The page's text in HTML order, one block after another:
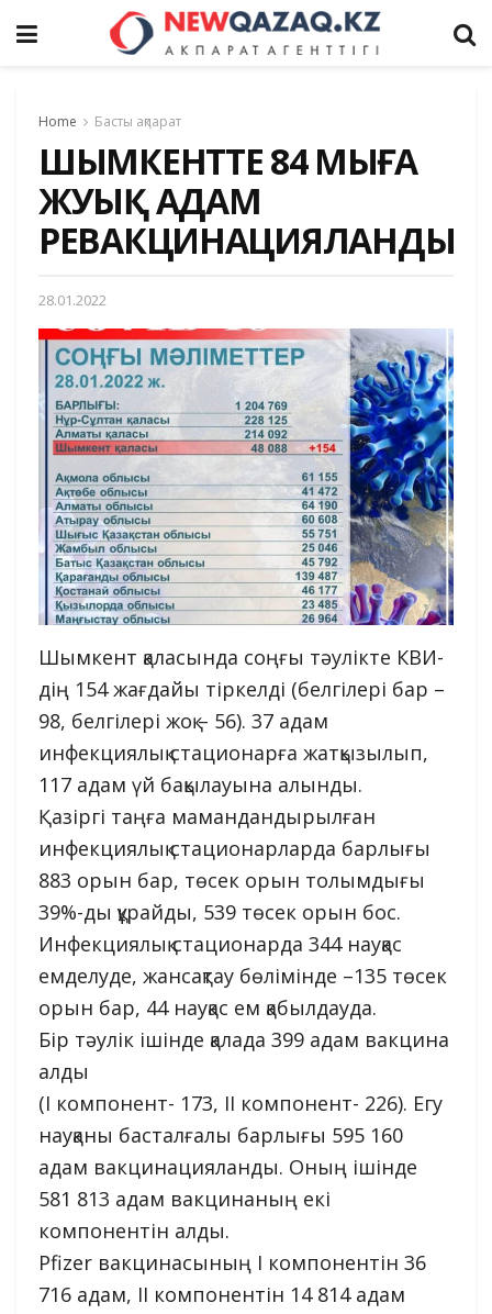
Home Басты ақпарат
ШЫМКЕНТТЕ 84 МЫҢҒА
ЖУЫҚ АДАМ
РЕВАКЦИНАЦИЯЛАНДЫ
28.01.2022
Шымкент қаласында соңғы тәулікте КВИ-
дің 154 жағдайы тіркелді (белгілері бар –
98, белгілері жоқ – 56). 37 адам
инфекциялық стационарға жатқызылып,
117 адам үй бақылауына алынды.
Қазіргі таңға мамандандырылған
инфекциялық стационарларда барлығы
883 орын бар, төсек орын толымдығы
39%-ды құрайды, 539 төсек орын бос.
Инфекциялық стационарда 344 науқас
емделуде, жансақтау бөлімінде –135 төсек
орын бар, 44 науқас ем қабылдауда.
Бір тәулік ішінде қалада 399 адам вакцина
алды
(I компонент- 173, II компонент- 226). Егу
науқаны басталғалы барлығы 595 160
адам вакцинацияланды. Оның ішінде
581 813 адам вакцинаның екі
компонентін алды.
Pfizer вакцинасының I компонентін 36
716 адам, II компонентін 14 814 адам